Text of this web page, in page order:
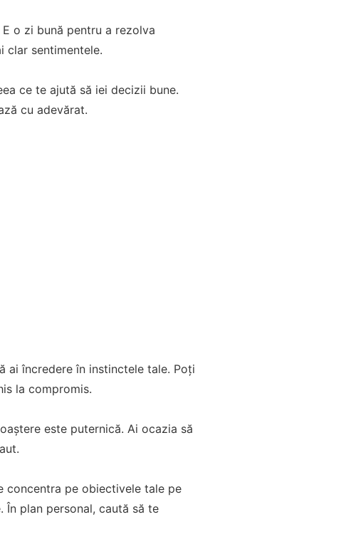
o zi bună pentru a rezolva
clar sentimentele.
ce te ajută să iei decizii bune.
cu adevărat.
ai încredere în instinctele tale. Poți
la compromis.
este puternică. Ai ocazia să
concentra pe obiectivele tale pe
plan personal, caută să te